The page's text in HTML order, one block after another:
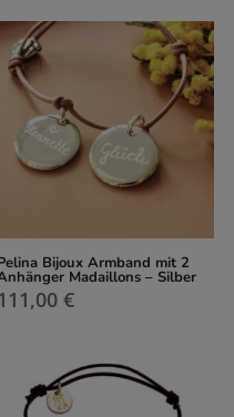
Bijoux Armband mit 2
Madaillons – Silber
€